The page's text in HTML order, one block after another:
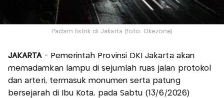
Padam listrik di Jakarta (foto: Okezone)
JAKARTA - Pemerintah Provinsi DKI Jakarta akan
memadamkan lampu di sejumlah ruas jalan protokol
dan arteri, termasuk monumen serta patung
bersejarah di Ibu Kota, pada Sabtu (13/6/2026)